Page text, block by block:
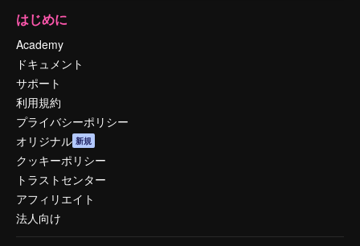
はじめに
Academy
ドキュメント
サポート
利用規約
プライバシーポリシー
オリジナル 新規
クッキーポリシー
トラストセンター
アフィリエイト
法人向け